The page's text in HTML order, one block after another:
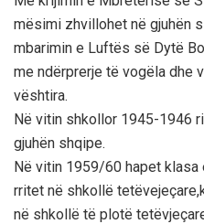
mësimi zhvillohet në gjuhën
mbarimin e Luftës së Dytë
me ndërprerje të vogëla dhe
vështira.
Në vitin shkollor 1945-1946
gjuhën shqipe.
Në vitin 1959/60 hapet
rritet në shkollë
në shkollë të plotë